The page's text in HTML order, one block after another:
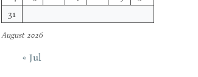
August 2026
31
« Jul